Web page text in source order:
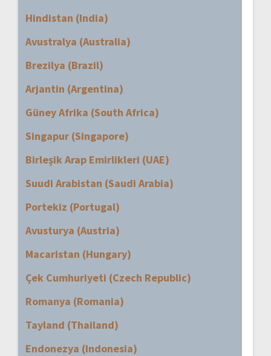
Hindistan (India)
Avustralya (Australia)
Brezilya (Brazil)
Arjantin (Argentina)
Güney Afrika (South Africa)
Singapur (Singapore)
Birleşik Arap Emirlikleri (UAE)
Suudi Arabistan (Saudi Arabia)
Portekiz (Portugal)
Avusturya (Austria)
Macaristan (Hungary)
Çek Cumhuriyeti (Czech Republic)
Romanya (Romania)
Tayland (Thailand)
Endonezya (Indonesia)